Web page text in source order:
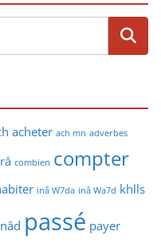
acheter ach mn adverbes
combien compter
inâ W7da inâ Wa7d khlls
nâd passé payer